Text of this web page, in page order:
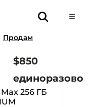
Продам
$850
единоразово